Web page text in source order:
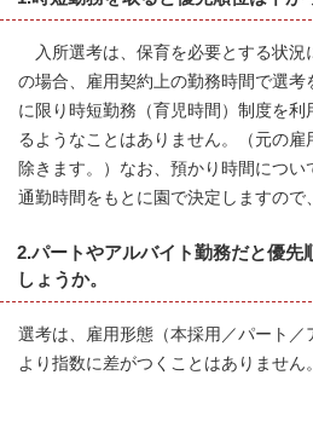
入所選考は、保育を必要とする状況
の場合、雇用契約上の勤務時間で選考
に限り時短勤務（育児時間）制度を
るようなことはありません。（元の
除きます。）なお、預かり時間につ
通勤時間をもとに園で決定しますので
2.パートやアルバイト勤務だと優先
しょうか。
選考は、雇用形態（本採用／パート／
より指数に差がつくことはありません。